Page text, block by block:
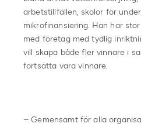
arbetstillfällen, skolor för
mikrofinansiering. Han har
med företag med tydlig
vill skapa både fler vinnare i
fortsätta vara vinnare.
– Gemensamt för alla